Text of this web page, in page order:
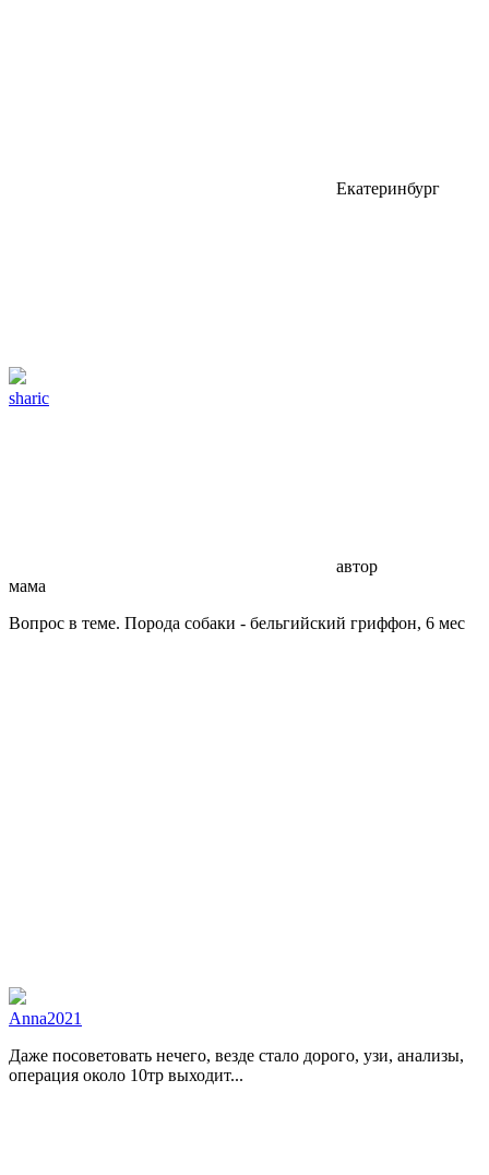
Екатеринбург
sharic
автор
мама
Вопрос в теме. Порода собаки - бельгийский гриффон, 6 мес
Anna2021
Даже посоветовать нечего, везде стало дорого, узи, анализы,
операция около 10тр выходит...